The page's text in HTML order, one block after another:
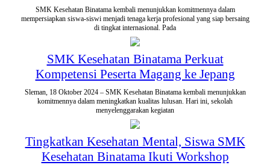
SMK Kesehatan Binatama kembali menunjukkan komitmennya dalam
mempersiapkan siswa-siswi menjadi tenaga kerja profesional yang siap bersaing
di tingkat internasional. Pada
SMK Kesehatan Binatama Perkuat
Kompetensi Peserta Magang ke Jepang
Sleman, 18 Oktober 2024 – SMK Kesehatan Binatama kembali menunjukkan
komitmennya dalam meningkatkan kualitas lulusan. Hari ini, sekolah
menyelenggarakan kegiatan
Tingkatkan Kesehatan Mental, Siswa SMK
Kesehatan Binatama Ikuti Workshop